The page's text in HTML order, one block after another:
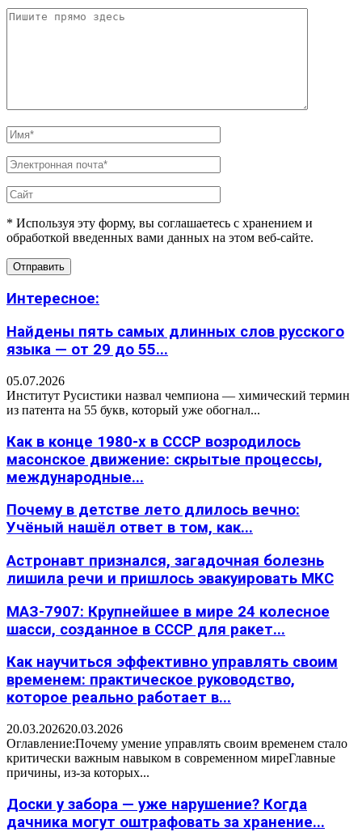
* Используя эту форму, вы соглашаетесь с хранением и
обработкой введенных вами данных на этом веб-сайте.
Интересное:
Найдены пять самых длинных слов русского
языка — от 29 до 55...
05.07.2026
Институт Русистики назвал чемпиона — химический термин
из патента на 55 букв, который уже обогнал...
Как в конце 1980-х в СССР возродилось
масонское движение: скрытые процессы,
международные...
Почему в детстве лето длилось вечно:
Учёный нашёл ответ в том, как...
Астронавт признался, загадочная болезнь
лишила речи и пришлось эвакуировать МКС
МАЗ-7907: Крупнейшее в мире 24 колесное
шасси, созданное в СССР для ракет...
Как научиться эффективно управлять своим
временем: практическое руководство,
которое реально работает в...
20.03.202620.03.2026
Оглавление:Почему умение управлять своим временем стало
критически важным навыком в современном миреГлавные
причины, из-за которых...
Доски у забора — уже нарушение? Когда
дачника могут оштрафовать за хранение...